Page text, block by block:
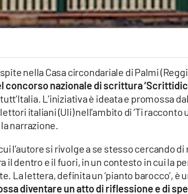
nella Casa circondariale di Palmi
concorso nazionale di scrittura
L’iniziativa è ideata e promossa
italiani (Uli) nell’ambito di ‘Ti
narrazione.
l’autore si rivolge a se stesso cercando
il dentro e il fuori, in un contesto in cui la
La lettera, definita un ‘pianto barocco’, è
diventare un atto di riflessione e di